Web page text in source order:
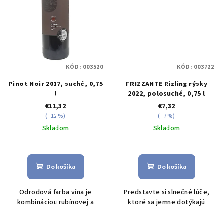
Pinot Noir 2017, suché, 0,75
l
€11,32
(–12 %)
Skladom
Do košíka
Odrodová farba vína je
kombináciou rubínovej a
KÓD: 003520
FRIZZANTE Rizling rýsky
2022, polosuché, 0,75 l
€7,32
(–7 %)
Skladom
hodnotenie
produktu
z
5
Do košíka
Predstavte si slnečné lúče,
ktoré sa jemne dotýkajú
KÓD: 003722